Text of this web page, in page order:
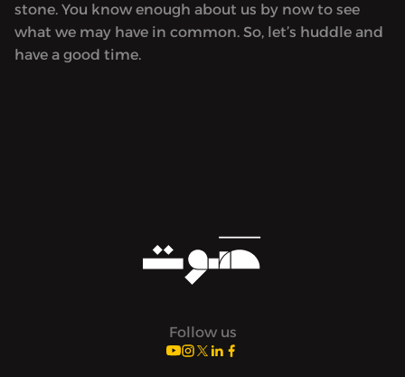
stone. You know enough about us by now to see
what we may have in common. So, let’s huddle and
have a good time.
Follow us